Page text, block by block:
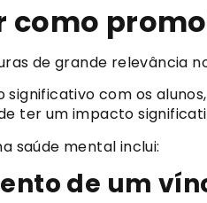
como
de grande relevância
significativo com os
ter um impacto
saúde mental inclui:
de um